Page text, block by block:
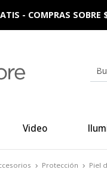
Video
- COMPRAS
Protección Piel